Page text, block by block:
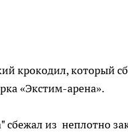
крокодил, который
«Экстим-арена».
из неплотно